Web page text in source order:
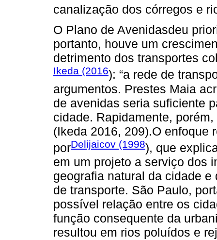
canalização dos córregos e
O Plano de Avenidasdeu
portanto, houve um
detrimento dos transportes
Ikeda (2016): “a rede de
argumentos. Prestes Maia
de avenidas seria suficiente
cidade. Rapidamente,
(Ikeda 2016, 209).O enfoque
porDelijaicov (1998), que
em um projeto a serviço dos
geografia natural da cidade
de transporte. São Paulo,
possível relação entre os
função consequente da
resultou em rios poluídos e